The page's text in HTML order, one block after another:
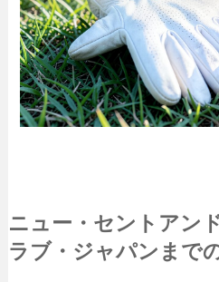
ニュー・セントアン
ラブ・ジャパンまで